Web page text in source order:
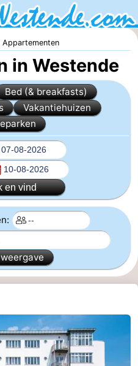
Appartementen
in Westende
Bed (& breakfasts)
Vakantiehuizen
en vind